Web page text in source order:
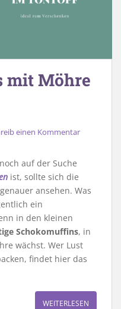
mit Möhre
einen Kommentar
auf der Suche
ist, sollte sich die
ansehen. Was
ein
in den kleinen
Schokomuffins, in
wächst. Wer Lust
findet hier das
WEITERLESEN